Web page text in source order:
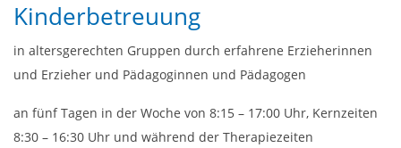
Kinderbetreuung
in altersgerechten Gruppen durch erfahrene Erzieherinnen
und Erzieher und Pädagoginnen und Pädagogen
an fünf Tagen in der Woche von 8:15 – 17:00 Uhr, Kernzeiten
8:30 – 16:30 Uhr und während der Therapiezeiten